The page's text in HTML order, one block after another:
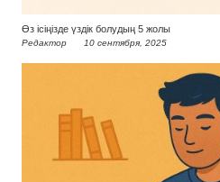
Өз ісіңізде үздік болудың 5 жолы
Редактор 10 сентября, 2025